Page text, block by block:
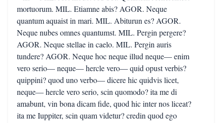
mortuorum. MIL. Etiamne abis? AGOR. Neque
quantum aquaist in mari. MIL. Abiturun es? AGOR.
Neque nubes omnes quantumst. MIL. Pergin pergere?
AGOR. Neque stellae in caelo. MIL. Pergin auris
tundere? AGOR. Neque hoc neque illud neque— enim
vero serio— neque— hercle vero— quid opust verbis?
quippini? quod uno verbo— dicere hic quidvis licet,
neque— hercle vero serio, scin quomodo? ita me di
amabunt, vin bona dicam fide, quod hic inter nos liceat?
ita me Iuppiter, scin quam videtur? credin quod ego